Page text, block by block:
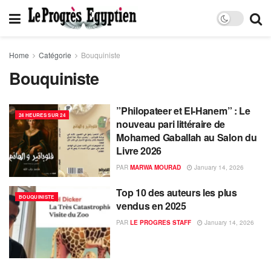
Home Catégorie Bouquiniste
Bouquiniste
24 HEURES SUR 24
​”Philopateer et El-Hanem” : Le
nouveau pari littéraire de
Mohamed Gaballah au Salon du
Livre 2026
PAR MARWA MOURAD January 14, 2026
BOUQUINISTE
Top 10 des auteurs les plus
vendus en 2025
PAR LE PROGRES STAFF January 14, 2026